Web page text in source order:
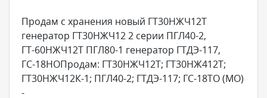
Продам с хранения новый ГТ30НЖЧ12Т
генератор ГТ30НЖЧ12 2 серии ПГЛ40-2,
ГТ-60НЖЧ12Т ПГЛ80-1 генератор ГТДЭ-117,
ГС-18НОПродам: ГТ30НЖЧ12Т; ГТ30НЖ412Т;
ГТ30НЖЧ12К-1; ПГЛ40-2; ГТДЭ-117; ГС-18ТО (МО)
-